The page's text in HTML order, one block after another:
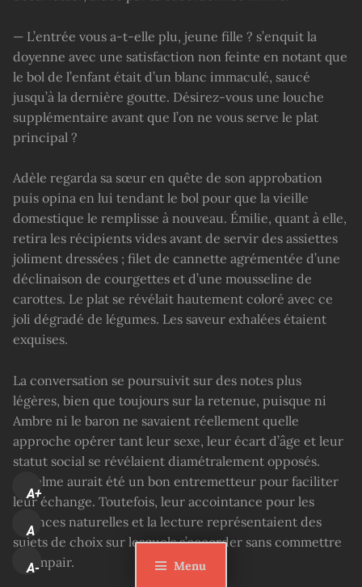
Menu
— L’entrée vous a-t-elle plu, jeune fille ? s’enquit la
doyenne avec une satisfaction non feinte en notant que
le bol de l’enfant était d’un blanc immaculé, saucé
jusqu’à la dernière goutte. Désirez-vous une louche
supplémentaire avant que l’on ne vous serve le plat
principal ?
Adèle regarda sa sœur en quête de son approbation
puis opina en lui tendant le bol pour que la vieille
domestique le remplisse à nouveau. Émilie, quant à elle,
retira les récipients vides avant de servir des assiettes
joliment dressées ; filet de cannette agrémentée d’une
déclinaison de courgettes et d’une mousseline de
carottes. Le plat se révélait hautement coloré avec ce
joli dégradé de légumes. Les saveur exhalées étaient
exquises.
La conversation se poursuivit sur des notes plus
légères, bien que toujours sur la retenue, puisque ni
Ambre ni le baron ne savaient réellement quelle
approche opérer tant leur sexe, leur écart d’âge et leur
statut social se révélaient diamétralement opposés.
Anselme aurait été un bon entremetteur pour faciliter
leur échange. Toutefois, leur accointance pour les
sciences naturelles et la lecture représentaient des
sujets de choix sur lesquels s’accorder sans commettre
un impair.
A+
A
A-